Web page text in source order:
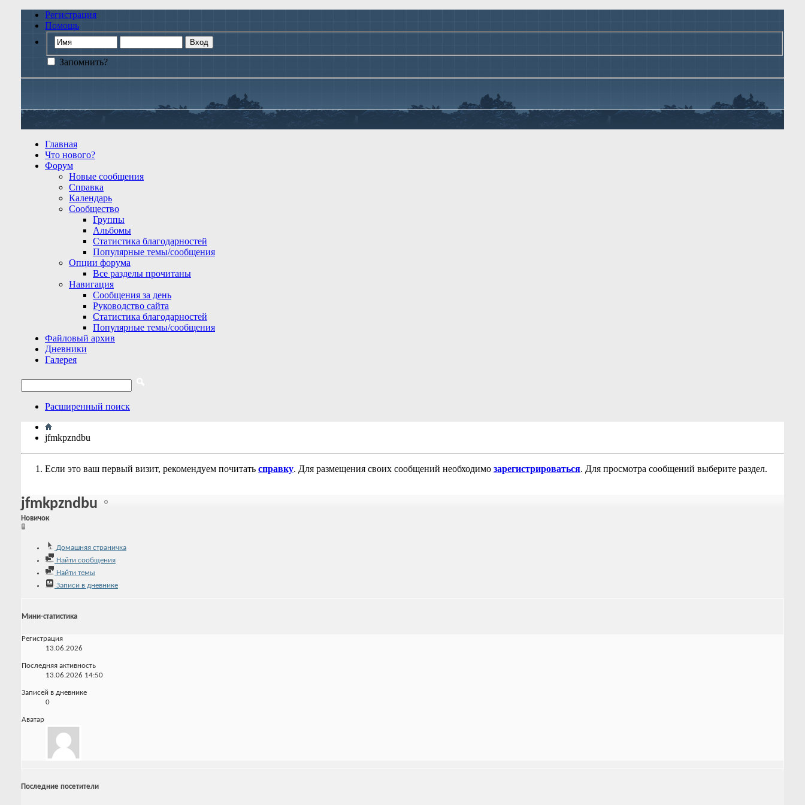
Регистрация
Помощь
Запомнить?
Главная
Что нового?
Форум
Новые сообщения
Справка
Календарь
Сообщество
Группы
Альбомы
Статистика благодарностей
Популярные темы/сообщения
Опции форума
Все разделы прочитаны
Навигация
Сообщения за день
Руководство сайта
Статистика благодарностей
Популярные темы/сообщения
Файловый архив
Дневники
Галерея
Расширенный поиск
jfmkpzndbu
Если это ваш первый визит, рекомендуем почитать справку. Для размещения своих сообщений необходимо зарегистрироваться. Для просмотра сообщений выберите раздел.
jfmkpzndbu
Новичок
Домашняя страничка
Найти сообщения
Найти темы
Записи в дневнике
Мини-статистика
Регистрация
13.06.2026
Последняя активность
13.06.2026 14:50
Записей в дневнике
0
Аватар
Последние посетители